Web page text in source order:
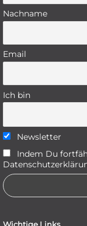
Nachname
Email
Ich bin
Newsletter
Indem Du